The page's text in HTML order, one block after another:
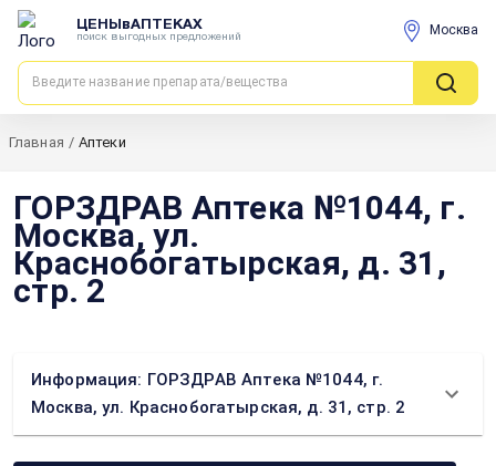
ЦЕНЫвАПТЕКАХ
поиск выгодных предложений Москва
Главная / Аптеки
ГОРЗДРАВ Аптека №1044, г.
Москва, ул.
Краснобогатырская, д. 31,
стр. 2
Информация: ГОРЗДРАВ Аптека №1044, г.
Москва, ул. Краснобогатырская, д. 31, стр. 2